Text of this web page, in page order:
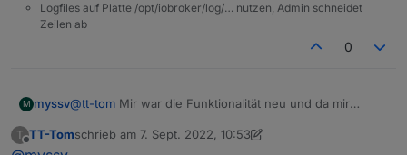
Logfiles auf Platte /opt/iobroker/log/… nutzen, Admin schneidet
Zeilen ab
0
M myssv@tt-tom Mir war die Funktionalität neu und da mir
ich alle Scripte öffnen, die mit dem Sensor verknüpft
Da hat mir die Lösung mit den LinkedDevices recht gut
T TT-Tomschrieb am 7. Sept. 2022, 10:53
zuletzt editiert von TT-Tom9. Juli 2022, 12:55